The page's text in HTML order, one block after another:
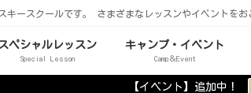
キースクールです。 さまざまなレッスンやイベントをお
ペシャルレッスン
Special Lesson
キャンプ・イベント
Camp＆Event
【イベント】追加中！